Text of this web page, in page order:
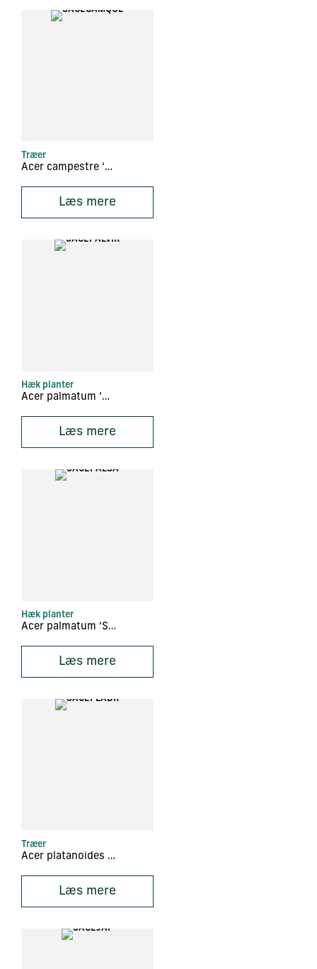
Træer
Acer campestre ‘Queen Elisabeth’
Læs mere
Hæk planter
Acer palmatum ‘Dissectum Viride’
Læs mere
Hæk planter
Acer palmatum ‘Sangokaku’
Læs mere
Træer
Acer platanoides ‘Drummondii’
Læs mere